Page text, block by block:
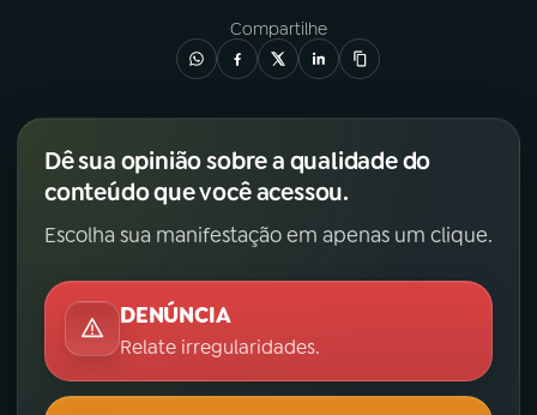
Compartilhe
Dê sua opinião sobre a qualidade do
conteúdo que você acessou.
Escolha sua manifestação em apenas um clique.
DENÚNCIA
Relate irregularidades.